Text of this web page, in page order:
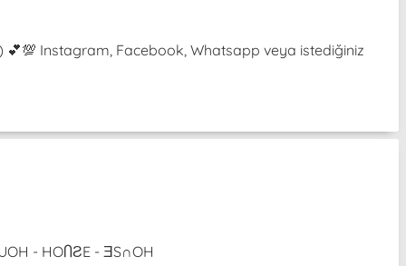
💕💯 Instagram, Facebook, Whatsapp veya istediğiniz
- HOႶƧE - ƎS∩OH